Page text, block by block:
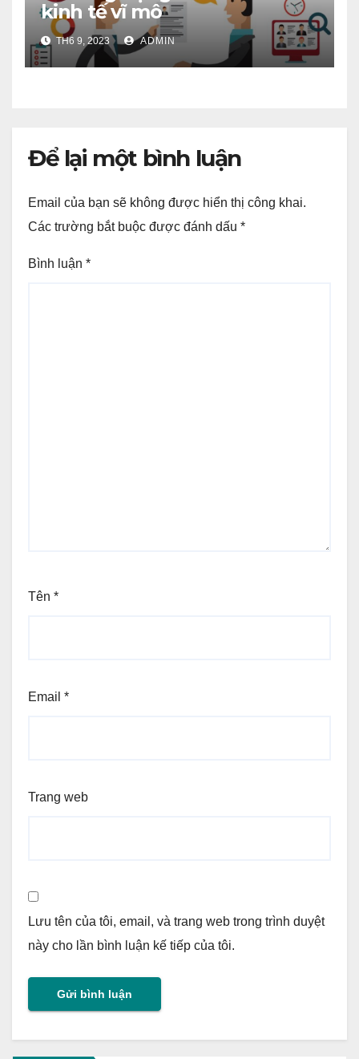
kinh tế vĩ mô
TH6 9, 2023 ADMIN
Để lại một bình luận
Email của bạn sẽ không được hiển thị công khai.
Các trường bắt buộc được đánh dấu *
Bình luận *
Tên *
Email *
Trang web
Lưu tên của tôi, email, và trang web trong trình duyệt
này cho lần bình luận kế tiếp của tôi.